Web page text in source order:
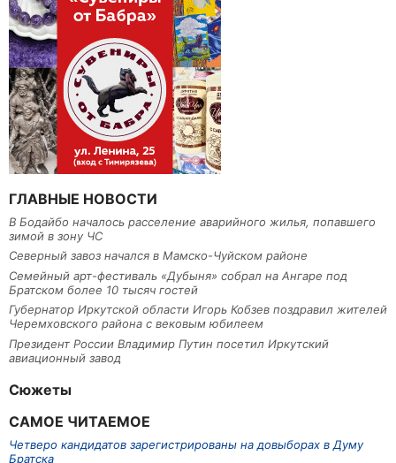
ГЛАВНЫЕ НОВОСТИ
В Бодайбо началось расселение аварийного жилья, попавшего
зимой в зону ЧС
Северный завоз начался в Мамско-Чуйском районе
Семейный арт-фестиваль «Дубыня» собрал на Ангаре под
Братском более 10 тысяч гостей
Губернатор Иркутской области Игорь Кобзев поздравил жителей
Черемховского района с вековым юбилеем
Президент России Владимир Путин посетил Иркутский
авиационный завод
Сюжеты
САМОЕ ЧИТАЕМОЕ
Четверо кандидатов зарегистрированы на довыборах в Думу
Братска